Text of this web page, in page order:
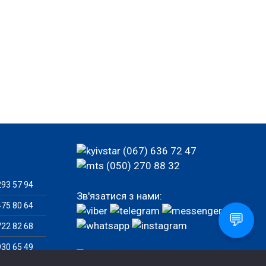
57 94
80 64
82 68
65 49
(067) 636 72 47
(050) 270 88 32
Зв'язатися з нами:
💬